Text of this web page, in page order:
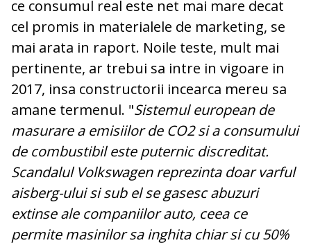
ce consumul real este net mai mare decat
cel promis in materialele de marketing, se
mai arata in raport. Noile teste, mult mai
pertinente, ar trebui sa intre in vigoare in
2017, insa constructorii incearca mereu sa
amane termenul. "Sistemul european de
masurare a emisiilor de CO2 si a consumului
de combustibil este puternic discreditat.
Scandalul Volkswagen reprezinta doar varful
aisberg-ului si sub el se gasesc abuzuri
extinse ale companiilor auto, ceea ce
permite masinilor sa inghita chiar si cu 50%